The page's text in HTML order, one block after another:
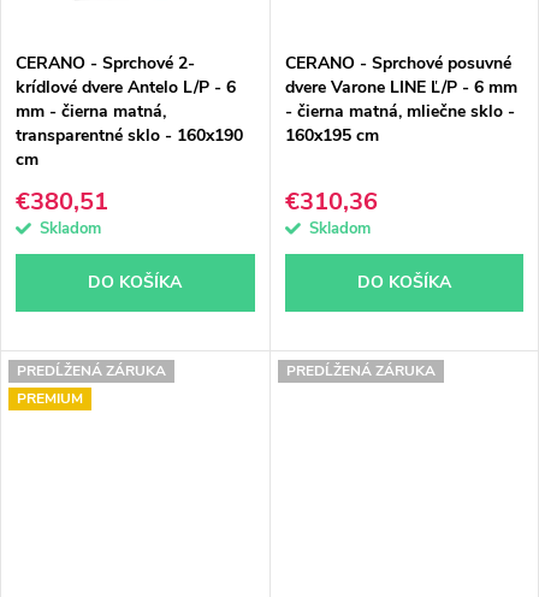
CERANO - Sprchové 2-
krídlové dvere Antelo L/P - 6
mm - čierna matná,
transparentné sklo - 160x190
cm
€380,51
Skladom
DO KOŠÍKA
CERANO - Sprchové posuvné
dvere Varone LINE Ľ/P - 6 mm
- čierna matná, mliečne sklo -
160x195 cm
€310,36
Skladom
DO KOŠÍKA
PREDĹŽENÁ ZÁRUKA
PREMIUM
PREDĹŽENÁ ZÁRUKA